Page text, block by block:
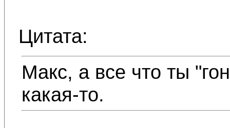
Цитата:
Макс, а все что ты
какая-то.